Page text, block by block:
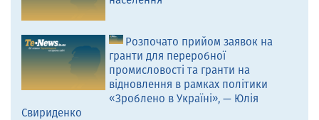
Розпочато прийом заявок на
гранти для переробної
промисловості та гранти на
відновлення в рамках політики
«Зроблено в Україні», — Юлія
Свириденко